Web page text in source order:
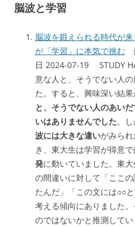
脳波と学習
脳波を鍛えられる時代が
が「学習」に本気で挑む
日 2024-07-19 STUDY
意な人と、そうでない人
た。すると、興味深い結果
と、そうでない人のあい
いはありませんでした。し
波には大きな違いがみら
き、東大生は学習が得意で
発に動いていました。東
の間違いに対して「ここ
たんだ」「この文には○○
考える傾向にありました
のではないかと推測してい